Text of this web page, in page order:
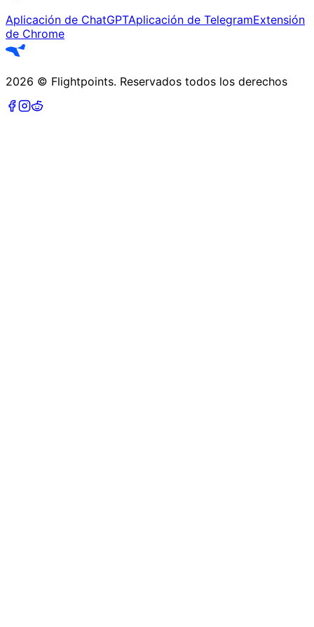
Aplicación de ChatGPTAplicación de TelegramExtensión
de Chrome
2026 © Flightpoints. Reservados todos los derechos